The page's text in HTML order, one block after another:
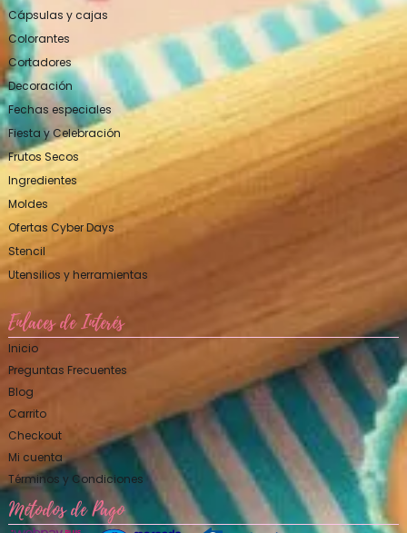
Cápsulas y cajas
Colorantes
Cortadores
Decoración
Fechas especiales
Fiesta y Celebración
Frutos Secos
Ingredientes
Moldes
Ofertas Cyber Days
Stencil
Utensilios y herramientas
Enlaces de Interés
Inicio
Preguntas Frecuentes
Blog
Carrito
Checkout
Mi cuenta
Términos y Condiciones
Métodos de Pago